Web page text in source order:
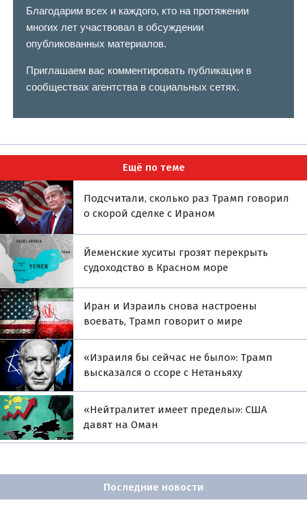
Благодарим всех и каждого, кто на протяжении
многих лет участвовал в обсуждении
опубликованных материалов.
Приглашаем вас комментировать публикации в
сообществах агентства в социальных сетях.
Ещё по теме
Подсчитали, сколько раз Трамп говорил
о скорой сделке с Ираном
Йеменские хуситы грозят перекрыть
судоходство в Красном море
Иран и Израиль снова настроены
воевать, Трамп говорит о мире
«Израиля бы сейчас не было»: Трамп
высказался о ссоре с Нетаньяху
«Нейтралитет имеет пределы»: США
давят на Оман
Последние новости